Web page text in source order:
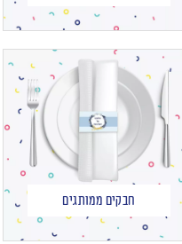
חבקים ממותגים